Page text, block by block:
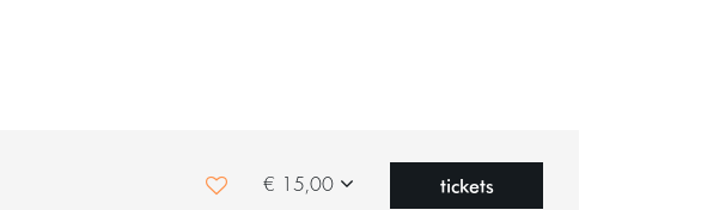
€ 15,00 tickets